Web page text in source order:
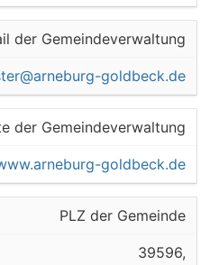
der Gemeindeverwaltung
goldbeck.de
der Gemeindeverwaltung
goldbeck.de
PLZ der Gemeinde
39596,